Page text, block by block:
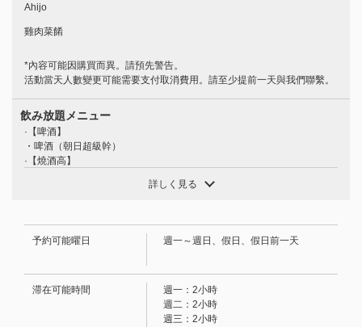
Ahijo
雞肉菜餚
*內容可能因購買而異。請預先警告。
活動當天人數變更可能需要支付取消費用。請至少提前一天與我們聯繫。
飲み放題メニュー
·【啤酒】
・啤酒（朝日超級幹）
·【燒酒高】
• 玻璃杯：（紅/白）
·【果酒】
汽水、加水、加熱水）
·【雞尾酒】
羅莎夫人、黑醋栗橙、黑醋栗烏龍、莫斯科騾子、灰狗、金湯力、金巴利
橙、毛茸茸的臍橙、桃子烏龍等等。
詳しく見る
予約可能曜日 週一～週日、假日、假日前一天
滞在可能時間
週一：2小時
週二：2小時
週三：2小時
この店舗情報をシェアする
【同價位最佳－學生之選！ 】【HARUNA 滿足套餐】9 道
菜，120 分鐘暢飲，只需 4000 日元 | HARUNA 食べ飲み
放題
お店情報をコピー